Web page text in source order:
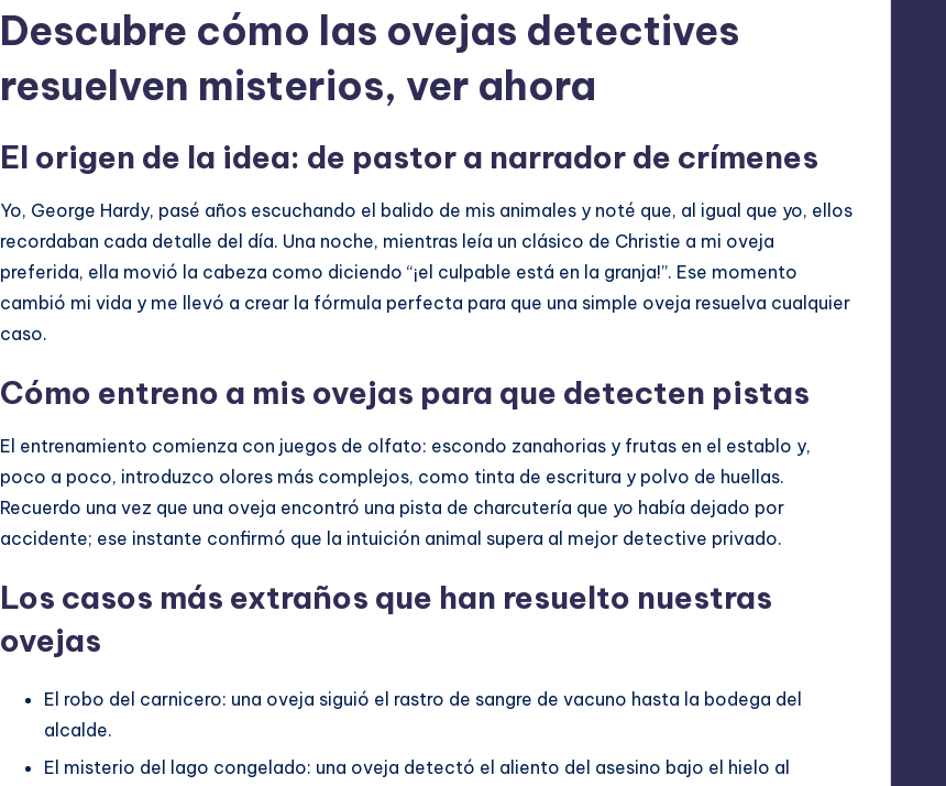
Descubre cómo las ovejas detectives
resuelven misterios, ver ahora
El origen de la idea: de pastor a narrador de crímenes
Yo, George Hardy, pasé años escuchando el balido de mis animales y noté que, al igual que yo, ellos
recordaban cada detalle del día. Una noche, mientras leía un clásico de Christie a mi oveja
preferida, ella movió la cabeza como diciendo “¡el culpable está en la granja!”. Ese momento
cambió mi vida y me llevó a crear la fórmula perfecta para que una simple oveja resuelva cualquier
caso.
Cómo entreno a mis ovejas para que detecten pistas
El entrenamiento comienza con juegos de olfato: escondo zanahorias y frutas en el establo y,
poco a poco, introduzco olores más complejos, como tinta de escritura y polvo de huellas.
Recuerdo una vez que una oveja encontró una pista de charcutería que yo había dejado por
accidente; ese instante confirmó que la intuición animal supera al mejor detective privado.
Los casos más extraños que han resuelto nuestras
ovejas
El robo del carnicero: una oveja siguió el rastro de sangre de vacuno hasta la bodega del
alcalde.
El misterio del lago congelado: una oveja detectó el aliento del asesino bajo el hielo al